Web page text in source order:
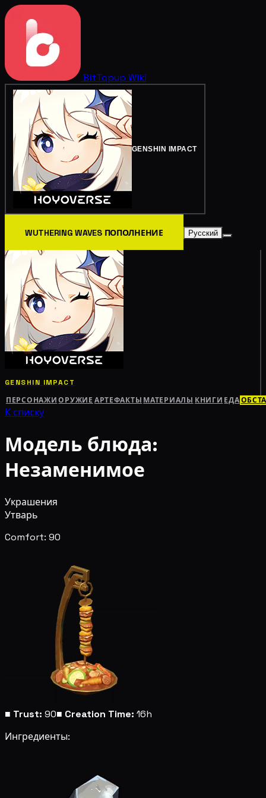
BitTopup Wiki
GENSHIN IMPACT
WUTHERING WAVES ПОПОЛНЕНИЕ Русский
GENSHIN IMPACT
ПЕРСОНАЖИ ОРУЖИЕ АРТЕФАКТЫ МАТЕРИАЛЫ КНИГИ ЕДА
К списку
Модель блюда:
Незаменимое
Украшения
Утварь
Comfort: 90
■ Trust: 90■ Creation Time: 16h
Ингредиенты: